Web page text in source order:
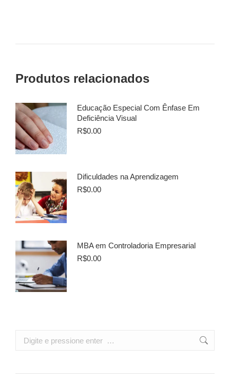
Produtos relacionados
Educação Especial Com Ênfase Em
Deficiência Visual
R$0.00
Dificuldades na Aprendizagem
R$0.00
MBA em Controladoria Empresarial
R$0.00
Search: